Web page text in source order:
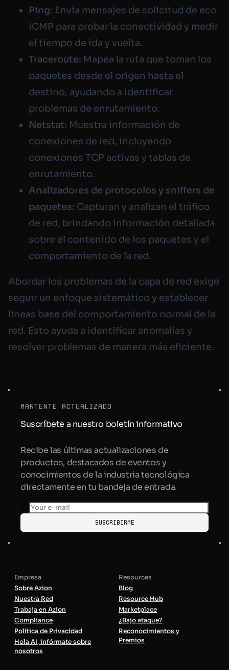
Ping: Envía mensajes de solicitud de eco
ICMP para probar la conectividad y medir
el tiempo de ida y vuelta.
Traceroute: Mapea la ruta que toman los
paquetes desde el origen hasta el
destino, ayudando a identificar
problemas de enrutamiento.
Netstat: Muestra información de
conexiones de red, incluyendo
conexiones TCP activas y tablas de
enrutamiento.
Analizadores de protocolos y sniffers de
paquetes: Capturan y analizan el tráfico
de red, brindando información detallada
sobre el contenido de los paquetes y el
comportamiento de la red.
Abordar los problemas de la capa de red exige
seguir un enfoque sistemático y establecer
líneas base del comportamiento normal de la
red. Esto ayuda a identificar anomalías y
resolver problemas de manera más eficiente.
mantente actualizado
Suscríbete a nuestro boletín informativo
Recibe las últimas actualizaciones de
productos, destacados de eventos y
conocimientos de la industria tecnológica
directamente en tu bandeja de entrada.
Suscribirme
Empresa
Sobre Azion
Nuestra Red
Trabaja en Azion
Compliance
Política de Privacidad
Hola AI, infórmate sobre
nosotros
Resources
Blog
Resource Hub
Marketplace
¿Bajo ataque?
Reconocimientos y
Premios